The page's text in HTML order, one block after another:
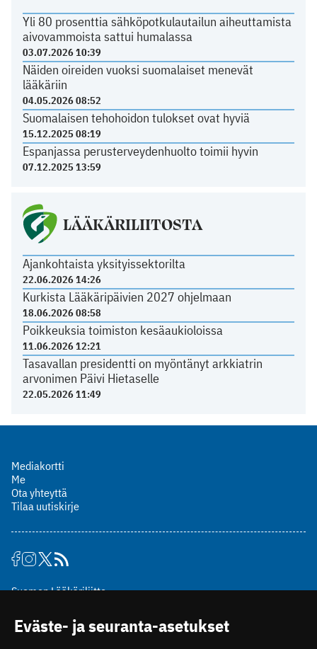
Yli 80 prosenttia sähköpotkulautailun aiheuttamista
aivovammoista sattui humalassa
03.07.2026 10:39
Näiden oireiden vuoksi suomalaiset menevät
lääkäriin
04.05.2026 08:52
Suomalaisen tehohoidon tulokset ovat hyviä
15.12.2025 08:19
Espanjassa perusterveydenhuolto toimii hyvin
07.12.2025 13:59
LÄÄKÄRILIITOSTA
Ajankohtaista yksityissektorilta
22.06.2026 14:26
Kurkista Lääkäripäivien 2027 ohjelmaan
18.06.2026 08:58
Poikkeuksia toimiston kesäaukioloissa
11.06.2026 12:21
Tasavallan presidentti on myöntänyt arkkiatrin
arvonimen Päivi Hietaselle
22.05.2026 11:49
Mediakortti
Me
Ota yhteyttä
Tilaa uutiskirje
Suomen Lääkäriliitto
00510 Helsinki
puh. (09) 393 091
Eväste- ja seuranta-asetukset